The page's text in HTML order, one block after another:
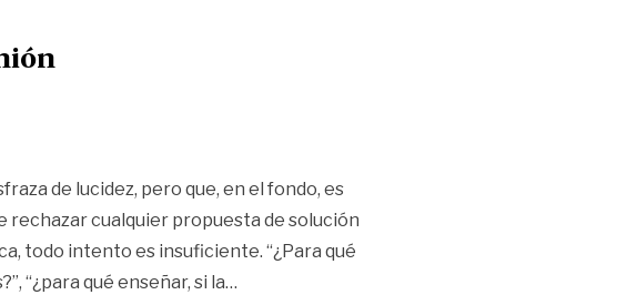
de lucidez, pero que, en el fondo, es
rechazar cualquier propuesta de solución
todo intento es insuficiente. “¿Para qué
“¿para qué enseñar, si la…